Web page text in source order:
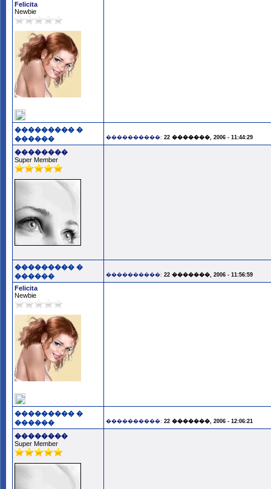
Felicita
Newbie
��������� �
������
����������: 22 �������, 2006 - 11:44:29
��������
Super Member
��������� �
������
����������: 22 �������, 2006 - 11:56:59
Felicita
Newbie
��������� �
������
����������: 22 �������, 2006 - 12:06:21
��������
Super Member